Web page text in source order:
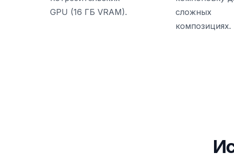
GPU (16 ГБ VRAM).
сложных
композициях.